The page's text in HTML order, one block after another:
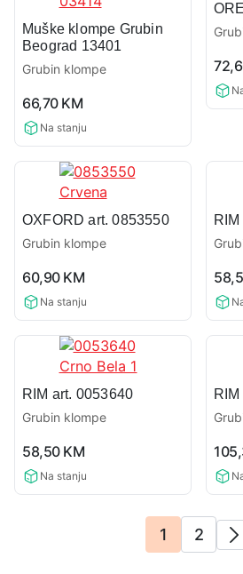
Muške klompe Grubin
Beograd 13401
Grubin klompe
rating
66,70 KM
Na stanju
OXFORD art. 0853550
Grubin klompe
rating
60,90 KM
Na stanju
RIM art. 0053640
Grubin klompe
rating
58,50 KM
Na stanju
1 2